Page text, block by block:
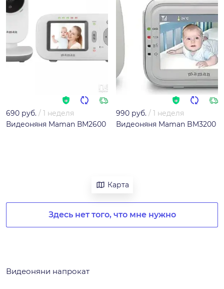
690 руб. / 1 неделя
Видеоняня Maman ВМ2600
990 руб. / 1 неделя
Видеоняня Maman BM3200
Карта
Здесь нет того, что мне нужно
Видеоняни напрокат